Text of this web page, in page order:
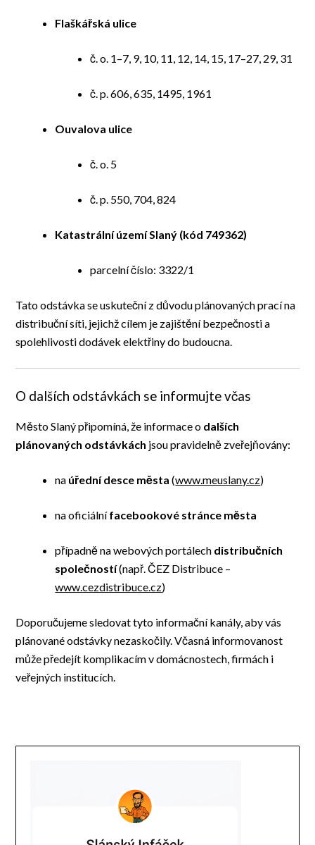
Flaškářská ulice
č. o. 1–7, 9, 10, 11, 12, 14, 15, 17–27, 29, 31
č. p. 606, 635, 1495, 1961
Ouvalova ulice
č. o. 5
č. p. 550, 704, 824
Katastrální území Slaný (kód 749362)
parcelní číslo: 3322/1
Tato odstávka se uskuteční z důvodu plánovaných prací na
distribuční síti, jejichž cílem je zajištění bezpečnosti a
spolehlivosti dodávek elektřiny do budoucna.
O dalších odstávkách se informujte včas
Město Slaný připomíná, že informace o dalších
plánovaných odstávkách jsou pravidelně zveřejňovány:
na úřední desce města (www.meuslany.cz)
na oficiálnífacebookové stránce města
případně na webových portálech distribučních
společností(např. ČEZ Distribuce –
www.cezdistribuce.cz)
Doporučujeme sledovat tyto informační kanály, aby vás
plánované odstávky nezaskočily. Včasná informovanost
může předejít komplikacím v domácnostech, firmách i
veřejných institucích.